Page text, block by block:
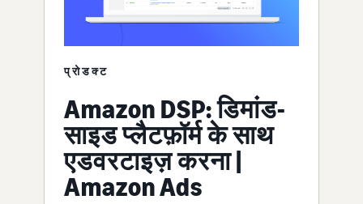
प्रोडक्ट
Amazon DSP: डिमांड-
साइड प्लैटफ़ॉर्म के साथ
एडवरटाइज़ करना |
Amazon Ads